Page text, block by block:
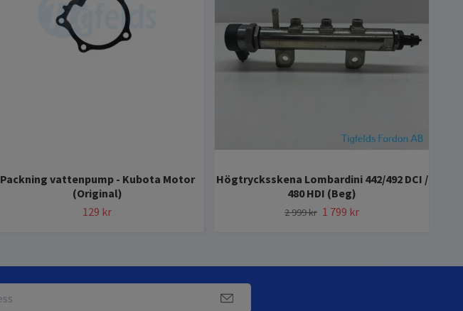
Packning vattenpump - Kubota Motor
(Original)
129 kr
Högtrycksskena Lombardini 442/492 DCI /
480 HDI (Beg)
2 999 kr 1 799 kr